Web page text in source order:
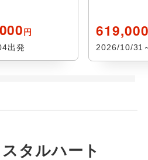
円
出発 2026/10/31
タルハート